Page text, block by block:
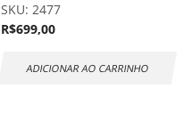
SKU: 2477
R$699,00
ADICIONAR AO CARRINHO